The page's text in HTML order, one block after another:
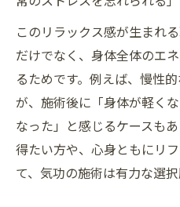
このリラックス感が生まれ
だけでなく、身体全体のエ
るためです。例えば、慢性
が、施術後に「身体が軽く
なった」と感じるケースも
得たい方や、心身ともにリ
て、気功の施術は有力な選択